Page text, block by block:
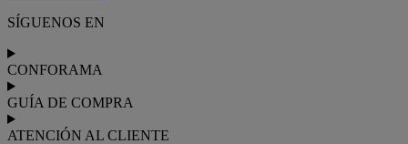
SÍGUENOS EN
CONFORAMA
GUÍA DE COMPRA
ATENCIÓN AL CLIENTE